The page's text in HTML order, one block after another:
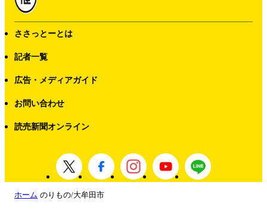
ささっとーとは
記者一覧
広告・メディアガイド
お問い合わせ
読売新聞オンライン
ホーム のりもの/大牟田市